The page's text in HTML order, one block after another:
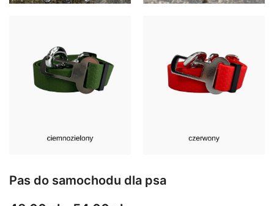
Pas do samochodu dla psa